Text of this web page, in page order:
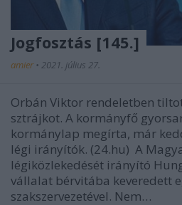
Jogfosztás [145.]
amier • 2021. július 27.
Orbán Viktor rendeletben
sztrájkot. A kormányfő
kormánylap megírta, már
légi irányítók. (24.hu) A
légiközlekedését irányító
vállalat bérvitába keveredett
szakszervezetével. Nem…